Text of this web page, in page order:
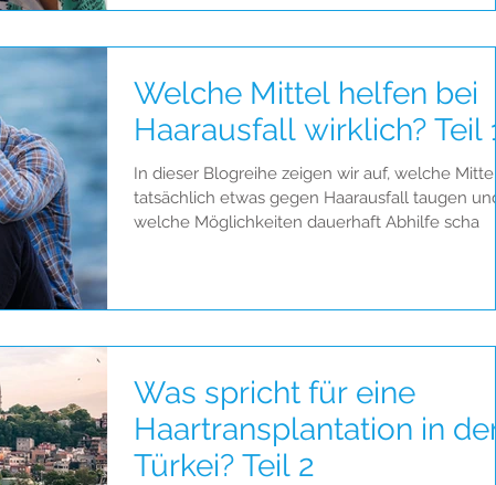
Welche Mittel helfen bei
Haarausfall wirklich? Teil 1
In dieser Blogreihe zeigen wir auf, welche Mittel
tatsächlich etwas gegen Haarausfall taugen und
welche Möglichkeiten dauerhaft Abhilfe scha
Was spricht für eine
Haartransplantation in der
Türkei? Teil 2